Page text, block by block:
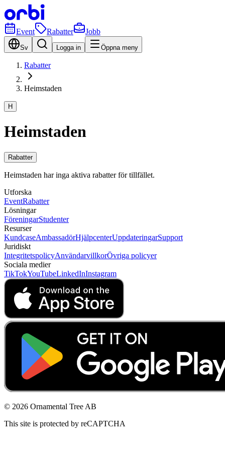
Event Rabatter Jobb
Sv Logga in Öppna meny
Rabatter
Heimstaden
H
Heimstaden
Rabatter
Heimstaden har inga aktiva rabatter för tillfället.
Utforska
EventRabatter
Lösningar
FöreningarStudenter
Resurser
KundcaseAmbassadörHjälpcenterUppdateringarSupport
Juridiskt
IntegritetspolicyAnvändarvillkorÖvriga policyer
Sociala medier
TikTokYouTubeLinkedInInstagram
© 2026 Ornamental Tree AB
This site is protected by reCAPTCHA